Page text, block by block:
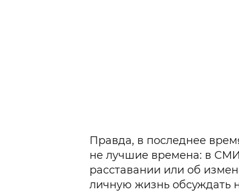
Правда, в последнее
не лучшие времена: в
расставании или об
личную жизнь обсуждать